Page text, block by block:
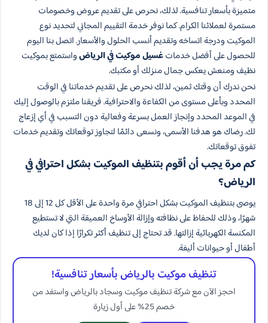
متميزة بأسعار تنافسية. لذلك، نحرص على تقديم عروض وخصومات
مستمرة لعملائنا الكرام. كما نوفر خدمة التقييم المجاني لتحديد نوع
الموكيت ودرجة اتساخه وتقديم أنسب الحلول والأسعار. اتصل بنا اليوم
للحصول على أفضل خدماتغسيل موكيت في الرياضواستمتع بموكيت
نظيف ومنعش يعكس جمال منزلك أو مكتبك.
نحن ندرك أن وقتك ثمين، لذلك نحرص على تقديم خدماتنا في الوقت
المحدد وبأعلى مستوى من الكفاءة والاحترافية. فريقنا ملتزم بالوصول إليك
في الموعد المحدد وإنجاز العمل بسرعة وفعالية دون التسبب في أي إزعاج
لك. رضاك هو هدفنا الأسمى، ونسعى دائمًا لتجاوز توقعاتك وتقديم خدمات
تفوق توقعاتك.
كم مرة يجب أن أقوم بتنظيف الموكيت بشكل احترافي في
الرياض؟
يوصى بتنظيف الموكيت بشكل احترافي مرة واحدة على الأقل كل 12 إلى 18
شهرًا، وذلك للحفاظ على نظافته وإزالة الأوساخ العميقة التي لا تستطيع
المكنسة الكهربائية إزالتها. قد تحتاج إلى تنظيف أكثر تكرارًا إذا كان لديك
أطفال أو حيوانات أليفة.
تنظيف موكيت بالرياض بأسعار تنافسية!
احجز الآن مع شركة تنظيف موكيت وسجاد بالرياض واستفد من
خصم 25% على أول زيارة